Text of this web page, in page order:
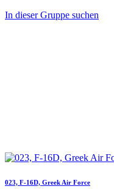
In dieser Gruppe suchen
023, F-16D, Greek Air Force